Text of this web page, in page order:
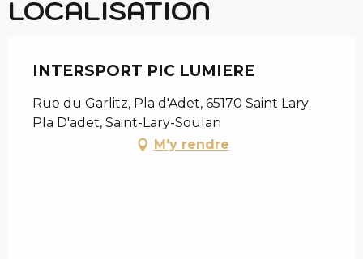
LOCALISATION
INTERSPORT PIC LUMIERE
Rue du Garlitz, Pla d'Adet, 65170 Saint Lary
Pla D'adet, Saint-Lary-Soulan
M'y rendre